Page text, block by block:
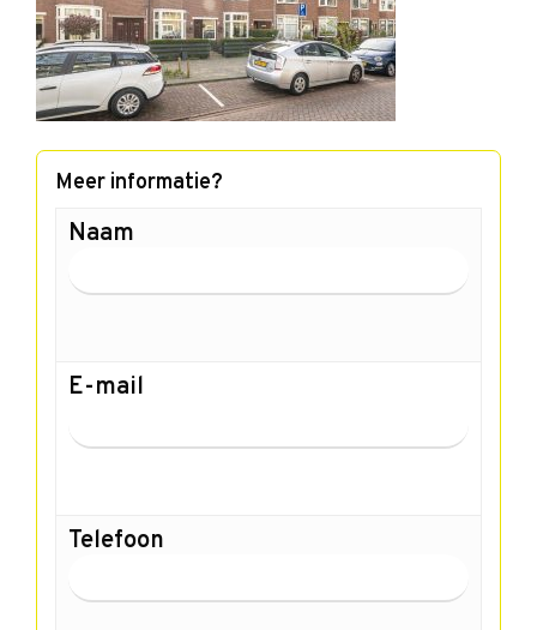
Meer informatie?
Naam
E-mail
Telefoon